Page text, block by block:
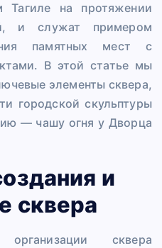
на протяжении
и служат примером
памятных мест с
В этой статье мы
элементы сквера,
городской скульптуры
— чашу огня у Дворца
и
сквера
сквера